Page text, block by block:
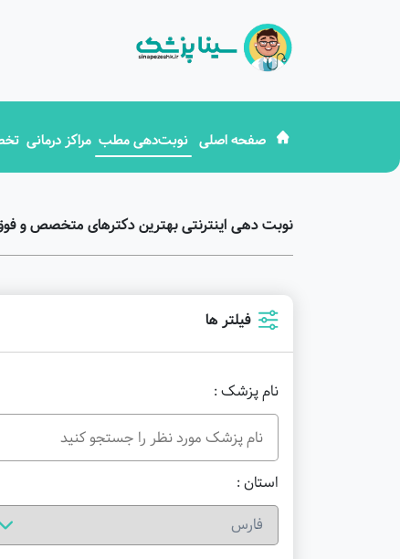
صفحه اصلی نوبت‌دهی مطب مراکز درمانی
نوبت دهی اینترنتی بهترین دکترهای متخصص و
فیلتر ها
نام پزشک :
استان :